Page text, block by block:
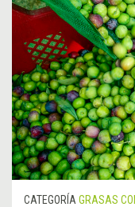
CATEGORÍA GRASAS